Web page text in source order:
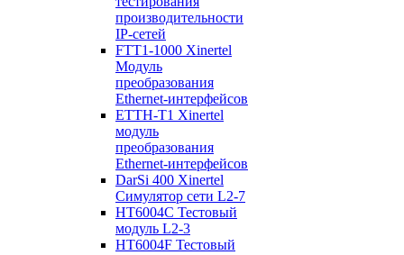
производительности
IP-сетей
FTT1-1000 Xinertel
Модуль
преобразования
Ethernet-интерфейсов
ETTH-T1 Xinertel
модуль
преобразования
Ethernet-интерфейсов
DarSi 400 Xinertel
Cимулятор сети L2-7
HT6004C Тестовый
модуль L2-3
HT6004F Тестовый